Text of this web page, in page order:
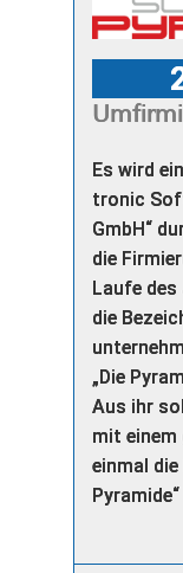
Es wird
tronic
GmbH“
die
Laufe
die
„Die
Aus ihr
mit einem
einmal